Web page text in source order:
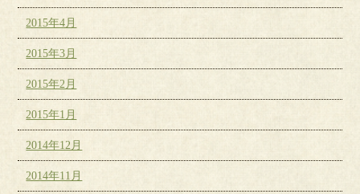
2015年4月
2015年3月
2015年2月
2015年1月
2014年12月
2014年11月